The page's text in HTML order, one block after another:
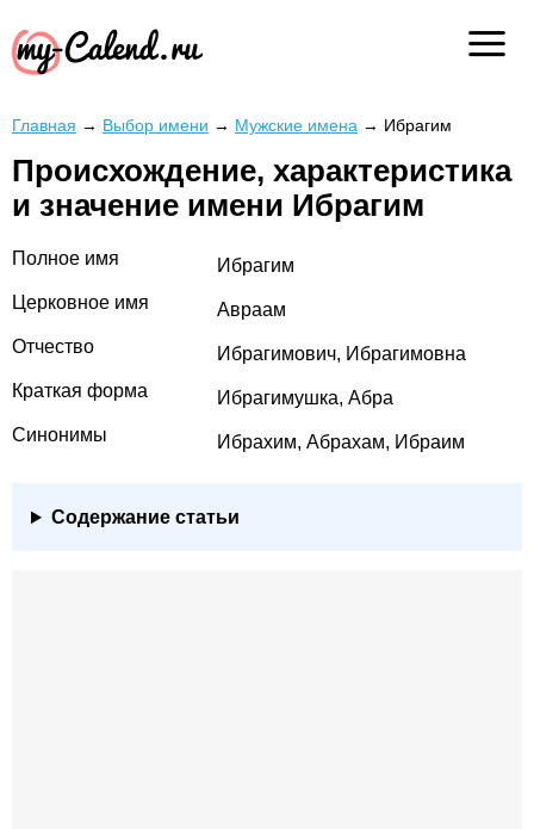
Главная → Выбор имени → Мужские имена → Ибрагим
Происхождение, характеристика
и значение имени Ибрагим
Полное имя
Ибрагим
Церковное имя
Авраам
Отчество
Ибрагимович, Ибрагимовна
Краткая форма
Ибрагимушка, Абра
Синонимы
Ибрахим, Абрахам, Ибраим
Содержание статьи